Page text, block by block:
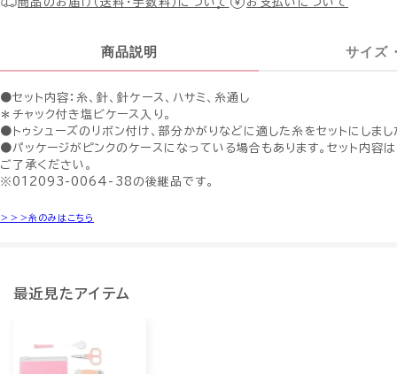
商品説明 サイズ
●セット内容：糸、針、針ケース、ハサミ、糸通し
＊チャック付き塩ビケース入り。
●トゥシューズのリボン付け、部分かがりなどに適した糸をセットにしまし
●パッケージがピンクのケースになっている場合もあります。セット内容
ご了承ください。
※012093-0064-38の後継品です。
＞＞＞糸のみはこちら
最近見たアイテム